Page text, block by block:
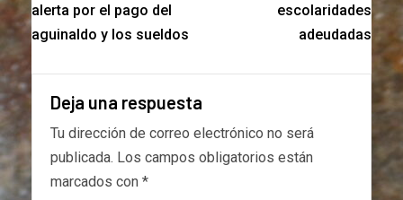
alerta por el pago del
aguinaldo y los sueldos
escolaridades
adeudadas
Deja una respuesta
Tu dirección de correo electrónico no será
publicada. Los campos obligatorios están
marcados con *